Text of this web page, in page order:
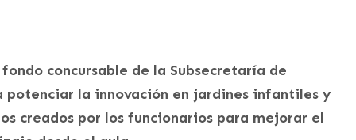
concursable de la Subsecretaría de
potenciar la innovación en jardines infantiles y
creados por los funcionarios para mejorar el